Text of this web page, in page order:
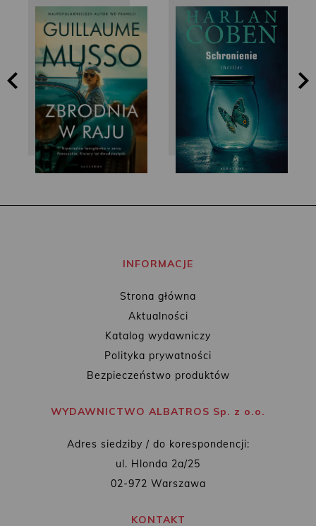
Guillaume Musso Harlan Coben
INFORMACJE
Strona główna
Aktualności
Katalog wydawniczy
Polityka prywatności
Bezpieczeństwo produktów
WYDAWNICTWO ALBATROS Sp. z o.o.
Adres siedziby / do korespondencji:
ul. Hlonda 2a/25
02-972 Warszawa
KONTAKT